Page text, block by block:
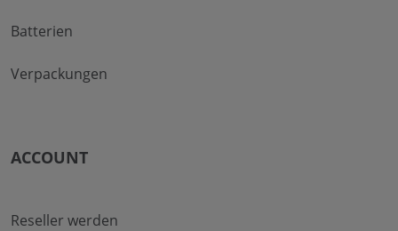
Batterien
Verpackungen
ACCOUNT
Reseller werden